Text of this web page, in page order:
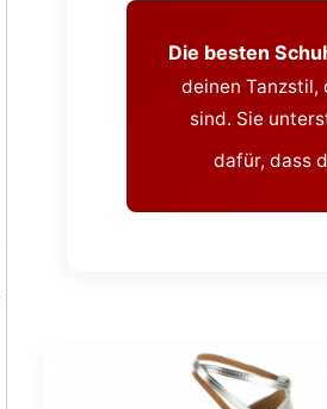
Die besten
deinen Tanzstil,
sind. Sie
dafür, dass